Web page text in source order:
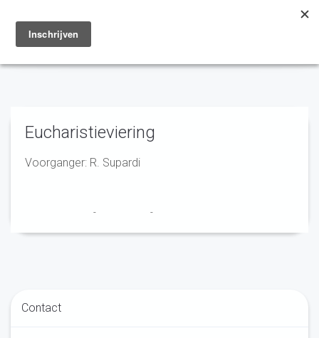
Toggle
navigation
Eucharistieviering
Voorganger: R. Supardi
- -
Contact